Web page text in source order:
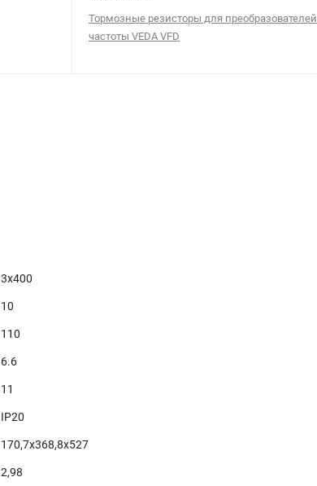
Тормозные резисторы для преобразователей
частоты VEDA VFD
3х400
10
110
6.6
11
IP20
170,7х368,8х527
2,98